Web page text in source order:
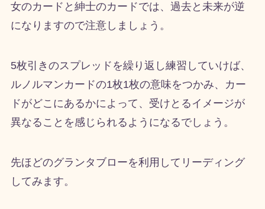
女のカードと紳士のカードでは、過去と未来が逆
になりますので注意しましょう。
5枚引きのスプレッドを繰り返し練習していけば、
ルノルマンカードの1枚1枚の意味をつかみ、カー
ドがどこにあるかによって、受けとるイメージが
異なることを感じられるようになるでしょう。
先ほどのグランタブローを利用してリーディング
してみます。